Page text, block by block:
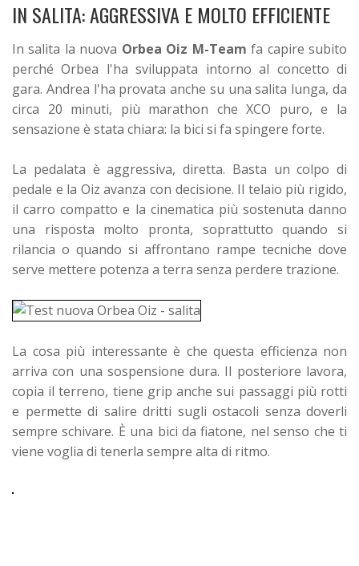
IN SALITA: AGGRESSIVA E MOLTO EFFICIENTE
In salita la nuova Orbea Oiz M-Team fa capire subito
perché Orbea l'ha sviluppata intorno al concetto di
gara. Andrea l'ha provata anche su una salita lunga, da
circa 20 minuti, più marathon che XCO puro, e la
sensazione è stata chiara: la bici si fa spingere forte.
La pedalata è aggressiva, diretta. Basta un colpo di
pedale e la Oiz avanza con decisione. Il telaio più rigido,
il carro compatto e la cinematica più sostenuta danno
una risposta molto pronta, soprattutto quando si
rilancia o quando si affrontano rampe tecniche dove
serve mettere potenza a terra senza perdere trazione.
La cosa più interessante è che questa efficienza non
arriva con una sospensione dura. Il posteriore lavora,
copia il terreno, tiene grip anche sui passaggi più rotti
e permette di salire dritti sugli ostacoli senza doverli
sempre schivare. È una bici da fiatone, nel senso che ti
viene voglia di tenerla sempre alta di ritmo.